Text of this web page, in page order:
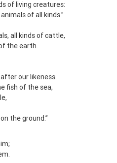
of living creatures:
of all kinds.”
all kinds of cattle,
the earth.
our likeness.
fish of the sea,
the ground.”